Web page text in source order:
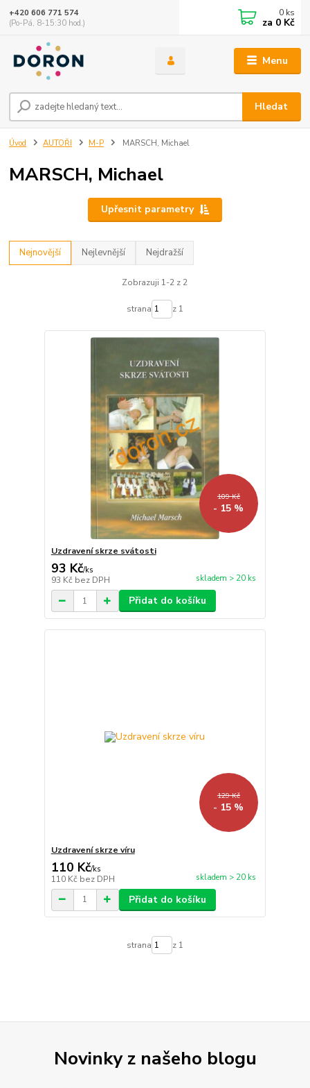
Menu
Hledat
+420 606 771 574
(Po-Pá, 8-15:30 hod.)
0 ks
za 0 Kč
Úvod AUTOŘI M-P MARSCH, Michael
MARSCH, Michael
Upřesnit parametry
Nejnovější Nejlevnější Nejdražší
Zobrazuji 1-2 z 2
strana z 1
109 Kč
- 15 %
Uzdravení skrze svátosti
93 Kč/ks
93 Kč bez DPH skladem > 20 ks
Přidat do košíku
129 Kč
- 15 %
Uzdravení skrze víru
110 Kč/ks
110 Kč bez DPH skladem > 20 ks
Přidat do košíku
strana z 1
Novinky z našeho blogu